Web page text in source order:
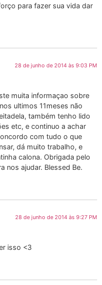
para fazer sua vida dar
28 de junho de 2014 às 9:03 PM
muita informaçao sobre
ultimos 11meses não
também tenho lido
etc, e continuo a achar
com tudo o que
dá muito trabalho, e
calona. Obrigada pelo
nos ajudar. Blessed Be.
28 de junho de 2014 às 9:27 PM
isso <3